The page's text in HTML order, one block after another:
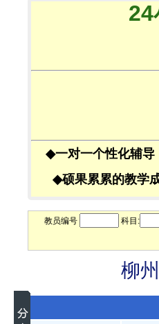
24
◆一对一个性化
◆硕果累累的教
教员编号 科目:
柳